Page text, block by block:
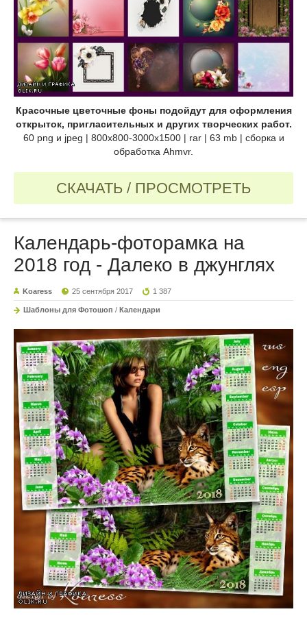
Красочные цветочные фоны подойдут для оформления
открыток, пригласительных и других творческих работ.
60 png и jpeg | 800х800-3000x1500 | rar | 63 mb | сборка и
обработка Ahmvr.
СКАЧАТЬ / ПРОСМОТРЕТЬ
Календарь-фоторамка на
2018 год - Далеко в джунглях
Koaress 25 сентября 2017 1 387
Шаблоны для Фотошоп / Календари